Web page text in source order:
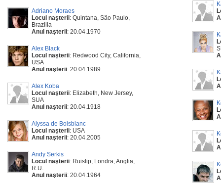
Adriano Moraes
Locul naşterii: Quintana, São Paulo,
Brazilia
Anul naşterii: 20.04.1970
Alex Black
Locul naşterii: Redwood City, California,
USA
Anul naşterii: 20.04.1989
Alex Koba
Locul naşterii: Elizabeth, New Jersey,
SUA
Anul naşterii: 20.04.1918
Alyssa de Boisblanc
Locul naşterii: USA
Anul naşterii: 20.04.2005
Andy Serkis
Locul naşterii: Ruislip, Londra, Anglia,
R.U.
Anul naşterii: 20.04.1964